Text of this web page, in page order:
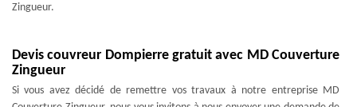
Zingueur.
Devis couvreur Dompierre gratuit avec MD Couverture
Zingueur
Si vous avez décidé de remettre vos travaux à notre entreprise MD